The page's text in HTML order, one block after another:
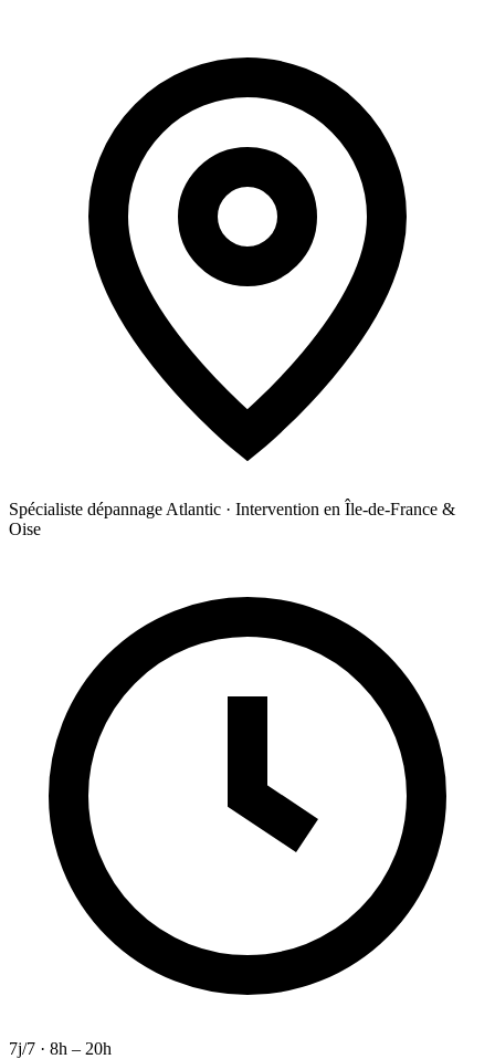
Spécialiste dépannage Atlantic · Intervention en Île-de-France &
Oise
7j/7 · 8h – 20h